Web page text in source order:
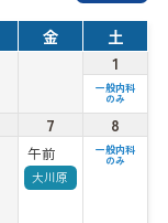
金
土
1
一般内科
のみ
7
午前
大川原
8
一般内科
のみ